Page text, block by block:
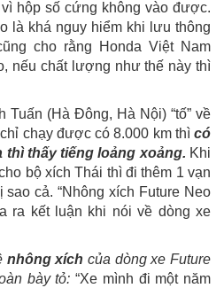
hộp số cứng không vào được.
là khá nguy hiểm khi lưu thông
cho rằng Honda Việt Nam
nếu chất lượng như thế này thì
Tuấn (Hà Đông, Hà Nội) “tố” về
chạy được có 8.000 km thì có
thì thấy tiếng loảng xoảng. Khi
bộ xích Thái thì đi thêm 1 vạn
cả. “Nhông xích Future Neo
ra kết luận khi nói về dòng xe
nhông xích của dòng xe Future
bày tỏ: “Xe mình đi một năm